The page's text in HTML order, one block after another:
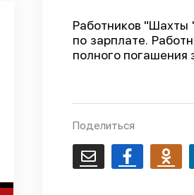
Работников "Шахты
по зарплате.
полного погашения
Поделиться
Email Facebook